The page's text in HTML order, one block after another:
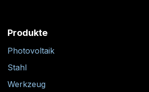
Produkte
Photovoltaik
Stahl
Werkzeug